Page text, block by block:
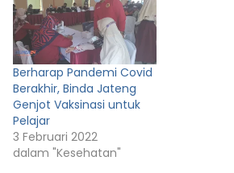
Berharap Pandemi Covid
Berakhir, Binda Jateng
Genjot Vaksinasi untuk
Pelajar
3 Februari 2022
dalam "Kesehatan"